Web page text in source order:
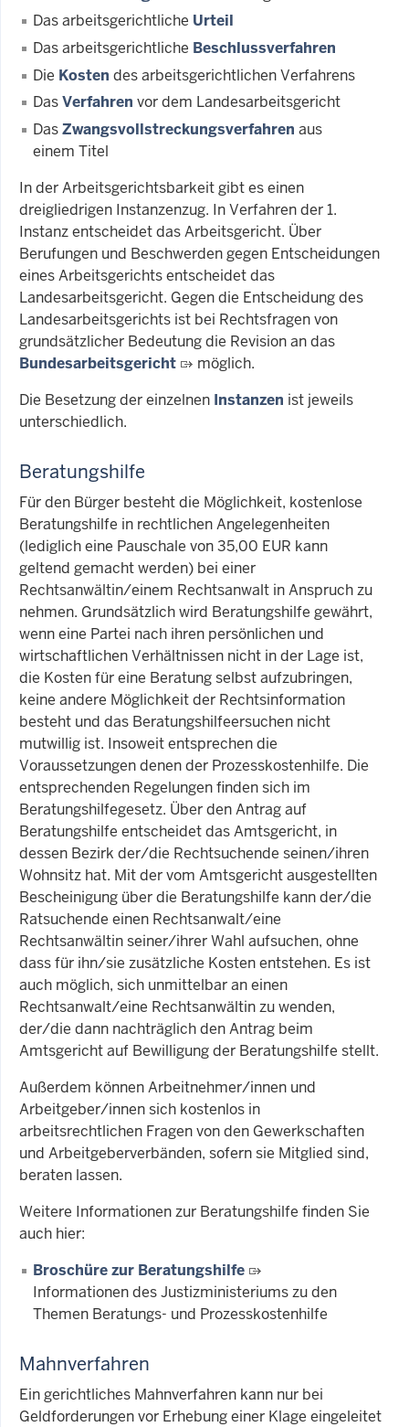
Das arbeitsgerichtliche Urteil
Das arbeitsgerichtliche Beschlussverfahren
Die Kosten des arbeitsgerichtlichen Verfahrens
DasVerfahren vor dem Landesarbeitsgericht
DasZwangsvollstreckungsverfahren aus
einem Titel
In der Arbeitsgerichtsbarkeit gibt es einen
dreigliedrigen Instanzenzug. In Verfahren der 1.
Instanz entscheidet das Arbeitsgericht. Über
Berufungen und Beschwerden gegen Entscheidungen
eines Arbeitsgerichts entscheidet das
Landesarbeitsgericht. Gegen die Entscheidung des
Landesarbeitsgerichts ist bei Rechtsfragen von
grundsätzlicher Bedeutung die Revision an das
Bundesarbeitsgericht
möglich.
Die Besetzung der einzelnen Instanzen ist jeweils
unterschiedlich.
Beratungshilfe
Für den Bürger besteht die Möglichkeit, kostenlose
Beratungshilfe in rechtlichen Angelegenheiten
(lediglich eine Pauschale von 35,00 EUR kann
geltend gemacht werden) bei einer
Rechtsanwältin/einem Rechtsanwalt in Anspruch zu
nehmen. Grundsätzlich wird Beratungshilfe gewährt,
wenn eine Partei nach ihren persönlichen und
wirtschaftlichen Verhältnissen nicht in der Lage ist,
die Kosten für eine Beratung selbst aufzubringen,
keine andere Möglichkeit der Rechtsinformation
besteht und das Beratungshilfeersuchen nicht
mutwillig ist. Insoweit entsprechen die
Voraussetzungen denen der Prozesskostenhilfe. Die
entsprechenden Regelungen finden sich im
Beratungshilfegesetz. Über den Antrag auf
Beratungshilfe entscheidet das Amtsgericht, in
dessen Bezirk der/die Rechtsuchende seinen/ihren
Wohnsitz hat. Mit der vom Amtsgericht ausgestellten
Bescheinigung über die Beratungshilfe kann der/die
Ratsuchende einen Rechtsanwalt/eine
Rechtsanwältin seiner/ihrer Wahl aufsuchen, ohne
dass für ihn/sie zusätzliche Kosten entstehen. Es ist
auch möglich, sich unmittelbar an einen
Rechtsanwalt/eine Rechtsanwältin zu wenden,
der/die dann nachträglich den Antrag beim
Amtsgericht auf Bewilligung der Beratungshilfe stellt.
Außerdem können Arbeitnehmer/innen und
Arbeitgeber/innen sich kostenlos in
arbeitsrechtlichen Fragen von den Gewerkschaften
und Arbeitgeberverbänden, sofern sie Mitglied sind,
beraten lassen.
Weitere Informationen zur Beratungshilfe finden Sie
auch hier:
Broschüre zur Beratungshilfe
Informationen des Justizministeriums zu den
Themen Beratungs- und Prozesskostenhilfe
Mahnverfahren
Ein gerichtliches Mahnverfahren kann nur bei
Geldforderungen vor Erhebung einer Klage eingeleitet